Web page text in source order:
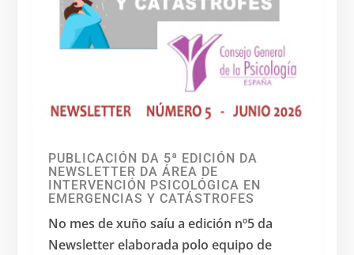
PUBLICACIÓN DA 5ª EDICIÓN DA
NEWSLETTER DA ÁREA DE
INTERVENCIÓN PSICOLÓGICA EN
EMERGENCIAS Y CATÁSTROFES
No mes de xuño saíu a edición nº5 da
Newsletter elaborada polo equipo de